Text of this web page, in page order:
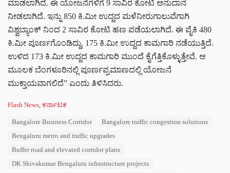
ಮಾಡಲಾಗಿದೆ. ಈ ಯೋಜನೆಗಳಿಗೆ 9 ಸಾವಿರ ಕೋಟಿ ಅನುದಾನ
ನೀಡಲಾಗಿದೆ. ಇನ್ನು 850 ಕಿ.ಮೀ ಉದ್ದದ ಮಳೆನೀರುಗಾಲುವೆಗಾಗಿ
ವಿಶ್ವಬ್ಯಾಂಕ್ ನಿಂದ 2 ಸಾವಿರ ಕೋಟಿ ಹಣ ಪಡೆಯಲಾಗಿದೆ. ಈ ಪೈಕಿ 480
ಕಿ.ಮೀ ಪೂರ್ಣಗೊಂಡಿದ್ದು, 175 ಕಿ.ಮೀ ಉದ್ದದ ಕಾಮಗಾರಿ ನಡೆಯುತ್ತಿದೆ.
ಉಳಿದ 173 ಕಿ.ಮೀ ಉದ್ದದ ಕಾಮಗಾರಿ ಮುಂದೆ ಕೈಗೆತ್ತಿಕೊಳ್ಳುತ್ತೇವೆ. ಆ
ಮೂಲಕ ಬೆಂಗಳೂರಿನಲ್ಲಿ ಪೂರ್ಣಪ್ರಮಾಣದಲ್ಲಿ ಯೋಜನೆ
ಮುಕ್ತಾಯವಾಗಲಿದೆ” ಎಂದು ತಿಳಿಸಿದರು.
C
Flash News ಕರ್ನಾಟಕ
Bangalore Business Corridor
Bangalore traffic congestion solutions
Bengaluru metro and traffic upgrades
Buffer road and elevated corridor plans
DK Shivakumar Bengaluru infrastructure projects